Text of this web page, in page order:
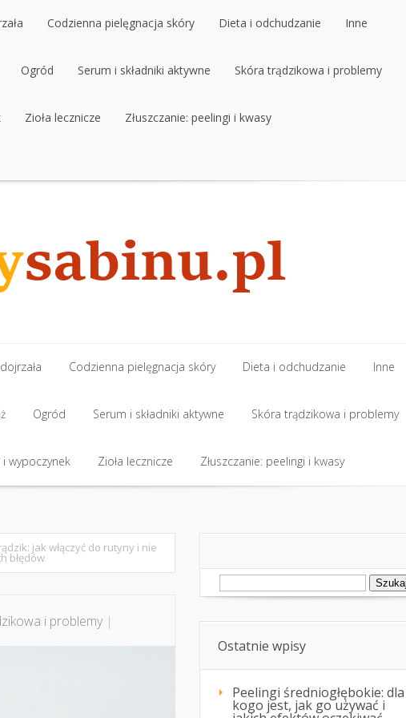
Codzienna pielęgnacja skóry Dieta i odchudzanie Inne
Ogród Serum i składniki aktywne Skóra trądzikowa i problemy
Zioła lecznicze Złuszczanie: peelingi i kwasy
Codzienna pielęgnacja skóry Dieta i odchudzanie Inne
Ogród Serum i składniki aktywne Skóra trądzikowa i problemy
wypoczynek Zioła lecznicze Złuszczanie: peelingi i kwasy
jak włączyć do rutyny i nie
błędów
i problemy|
Szukaj:
Ostatnie wpisy
Peelingi średniogłębokie: dla
kogo jest, jak go używać i